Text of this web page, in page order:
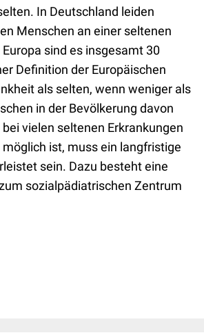
In Deutschland leiden
Menschen an einer seltenen
sind es insgesamt 30
Definition der Europäischen
als selten, wenn weniger als
in der Bevölkerung davon
vielen seltenen Erkrankungen
ist, muss ein langfristige
sein. Dazu besteht eine
sozialpädiatrischen Zentrum